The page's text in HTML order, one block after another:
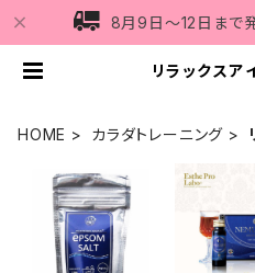
8月9日〜12日まで
リラックス
HOME カラダトレーニング